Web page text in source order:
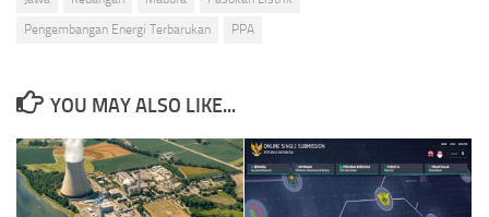
Pengembangan Energi Terbarukan
PPA
YOU MAY ALSO LIKE...